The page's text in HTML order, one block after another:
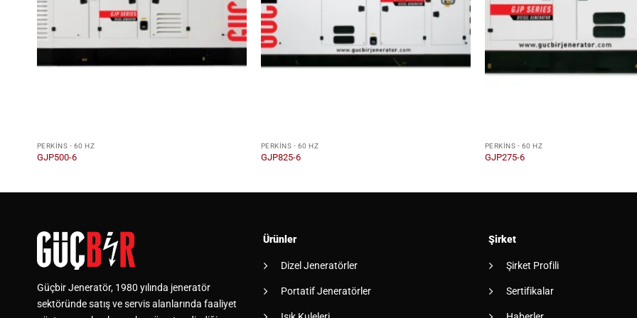
PERKINS - 60 HZ
GJP500-6
PERKINS - 60 HZ
GJP825-6
PERKINS - 60 HZ
GJP275-6
Güçbir Jeneratör, 1980 yılında jeneratör
sektöründe satış ve servis alanlarında faaliyet
Ürünler
Dizel Jeneratörler
Portatif Jeneratörler
Şirket
Şirket Profili
Sertifikalar